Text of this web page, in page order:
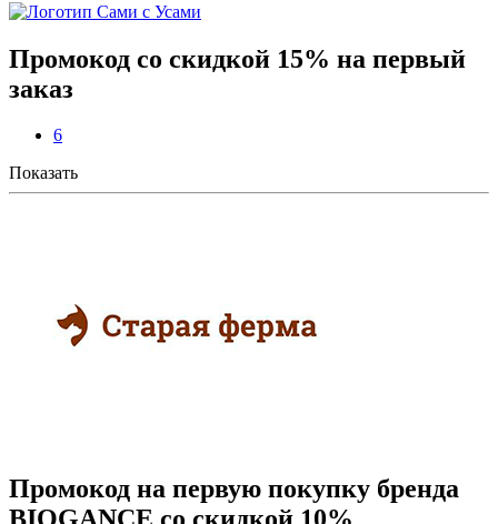
Промокод со скидкой 15% на первый
заказ
6
Показать
Промокод на первую покупку бренда